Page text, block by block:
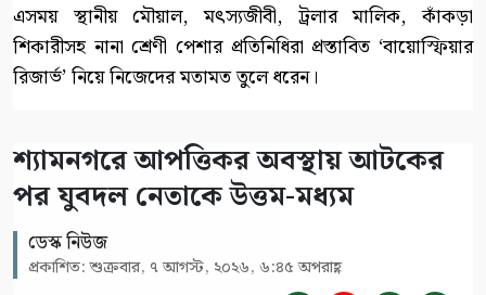
এসময় স্থানীয় মৌয়াল, মৎস্যজীবী, ট্রলার মালিক, কাঁকড়া
শিকারীসহ নানা শ্রেণী পেশার প্রতিনিধিরা প্রস্তাবিত ‘বায়োস্ফিয়ার
রিজার্ভ’ নিয়ে নিজেদের মতামত তুলে ধরেন।
শ্যামনগরে আপত্তিকর অবস্থায় আটকের
পর যুবদল নেতাকে উত্তম-মধ্যম
ডেস্ক নিউজ
প্রকাশিত: শুক্রবার, ৭ আগস্ট, ২০২৬, ৬:৪৫ অপরাহ্ণ